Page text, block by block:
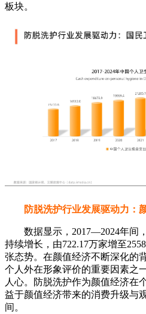
板块。
防脱洗护行业发展驱动力：
数据显示，2017—2024年间
持续增长，由722.17万家增至
张态势。在颜值经济不断深化的
个人外在形象评价的重要因素之
人心。防脱洗护作为颜值经济在
益于颜值经济带来的消费升级与
间。